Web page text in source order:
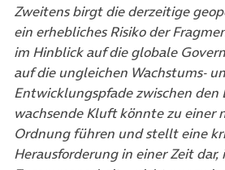
Zweitens birgt die derzeitige
ein erhebliches Risiko der
im Hinblick auf die globale
auf die ungleichen Wachstums-
Entwicklungspfade zwischen den
wachsende Kluft könnte zu einer
Ordnung führen und stellt eine
Herausforderung in einer Zeit